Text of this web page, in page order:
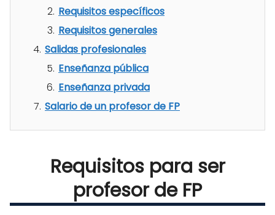
Requisitos específicos
Requisitos generales
Salidas profesionales
Enseñanza pública
Enseñanza privada
Salario de un profesor de FP
Requisitos para ser
profesor de FP